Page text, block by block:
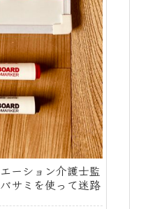
ーション介護士監
サミを使って迷路